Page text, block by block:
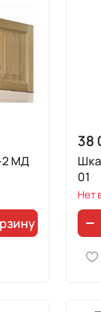
2 МД
38
01
Нет